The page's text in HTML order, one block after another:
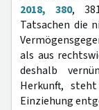
2018, 380,
Tatsachen die
als aus
deshalb
Herkunft,
Einziehung